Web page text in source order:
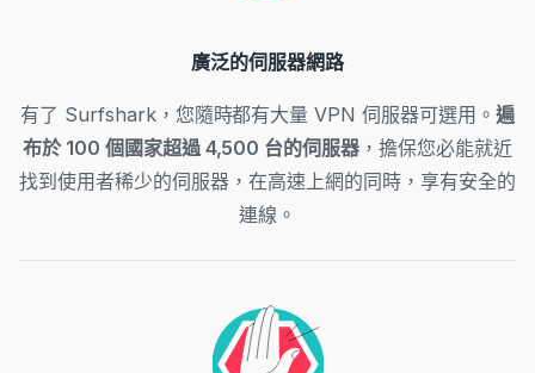
廣泛的伺服器網路
有了 Surfshark，您隨時都有大量 VPN 伺服器可選用。遍
布於 100 個國家超過 4,500 台的伺服器 ，擔保您必能就近
找到使用者稀少的伺服器，在高速上網的同時，享有安全的
連線。